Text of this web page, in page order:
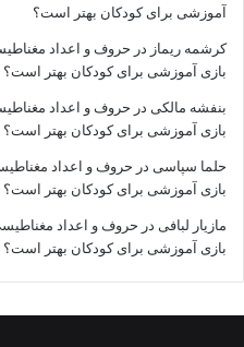
آموزشی برای کودکان بهتر است؟
کرشمه ریماز در حروف و اعداد
بازی آموزشی برای کودکان بهتر است؟
بنفشه مالکی در حروف و اعداد
بازی آموزشی برای کودکان بهتر است؟
حلما سپاسی در حروف و اعداد
بازی آموزشی برای کودکان بهتر است؟
مازیار لبافی در حروف و اعداد
بازی آموزشی برای کودکان بهتر است؟